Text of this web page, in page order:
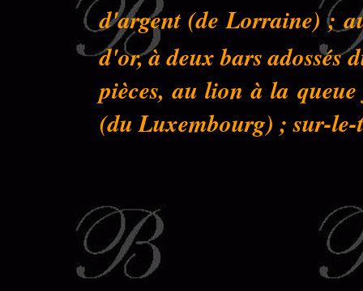
d'argent (de Lorraine) ;
d'or, à deux bars adossés
pièces, au lion à la
(du Luxembourg) ; sur-le-